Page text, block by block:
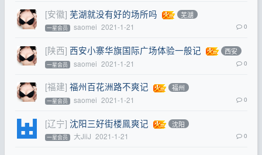
[安徽] 芜湖就没有好的场所吗 芜湖
一星会员 saomei 2021-1-21 0
[陕西] 西安小寨华旗国际广场体验一般记 西安
一星会员 saomei 2021-1-21 0
[福建] 福州百花洲路不爽记 福州
一星会员 saomei 2021-1-21 0
[辽宁] 沈阳三好街楼鳯爽记 沈阳
一星会员 大JiiJ 2021-1-21 0